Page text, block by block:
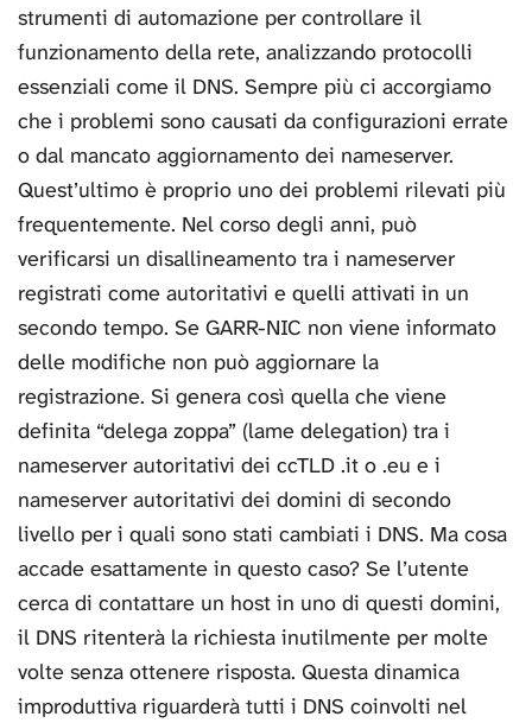
strumenti di automazione per controllare il
funzionamento della rete, analizzando protocolli
essenziali come il DNS. Sempre più ci accorgiamo
che i problemi sono causati da configurazioni errate
o dal mancato aggiornamento dei nameserver.
Quest’ultimo è proprio uno dei problemi rilevati più
frequentemente. Nel corso degli anni, può
verificarsi un disallineamento tra i nameserver
registrati come autoritativi e quelli attivati in un
secondo tempo. Se GARR-NIC non viene informato
delle modifiche non può aggiornare la
registrazione. Si genera così quella che viene
definita “delega zoppa” (lame delegation) tra i
nameserver autoritativi dei ccTLD .it o .eu e i
nameserver autoritativi dei domini di secondo
livello per i quali sono stati cambiati i DNS. Ma cosa
accade esattamente in questo caso? Se l’utente
cerca di contattare un host in uno di questi domini,
il DNS ritenterà la richiesta inutilmente per molte
volte senza ottenere risposta. Questa dinamica
improduttiva riguarderà tutti i DNS coinvolti nel